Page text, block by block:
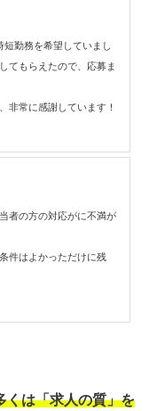
勤務を希望していまし
てもらえたので、応募ま
非常に感謝しています！
者の方の対応がに不満が
件はよかっただけに残
くは「求人の質」を